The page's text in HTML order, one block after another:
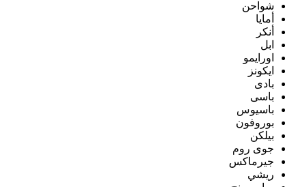
شواحن
أمايا
أنكر
ابل
اورايمو
ايكونز
بادى
باسى
باسيوس
بوروفون
بيلكن
جوى روم
جيرماكس
ريشي